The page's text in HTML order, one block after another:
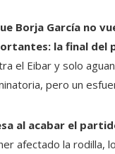
Borja García no
la final del
el Eibar y solo
pero un
al acabar el
afectado la rodilla,